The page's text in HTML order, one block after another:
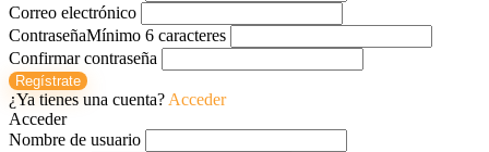
Correo electrónico
ContraseñaMínimo 6 caracteres
Confirmar contraseña
Regístrate
¿Ya tienes una cuenta? Acceder
Acceder
Nombre de usuario